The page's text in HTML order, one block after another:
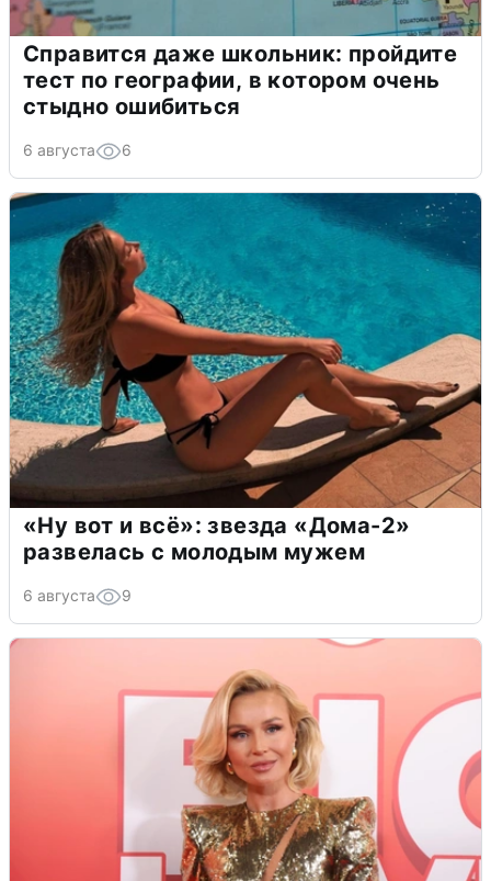
Справится даже школьник: пройдите
тест по географии, в котором очень
стыдно ошибиться
6 августа 6
«Ну вот и всё»: звезда «Дома-2»
развелась с молодым мужем
6 августа 9